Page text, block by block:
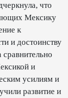
что
Мексику
к
и достоинству
и
усилиям и
развитие и